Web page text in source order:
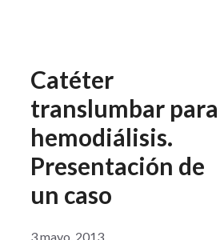
Catéter
translumbar para
hemodiálisis.
Presentación de
un caso
3 mayo, 2013